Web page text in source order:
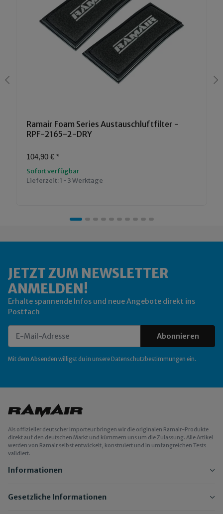
Ramair Foam Series Austauschluftfilter -
RPF-2165-2-DRY
104,90 € *
Sofort verfügbar
Lieferzeit:1 - 3 Werktage
JETZT ZUM NEWSLETTER
ANMELDEN!
Erhalte spannende Infos und neue Angebote direkt ins
Postfach
Abonnieren
Mit dem Absenden willigst du in unsereDatenschutzbestimmungen ein.
Als offizieller deutscher Importeur bringen wir die originalen Ramair-Produkte
direkt auf den deutschen Markt und kümmern uns um die Zulassung. Alle Artikel
werden von Ramair selbst entwickelt, konstruiert und in umfangreichen Tests
validiert.
Informationen
Gesetzliche Informationen